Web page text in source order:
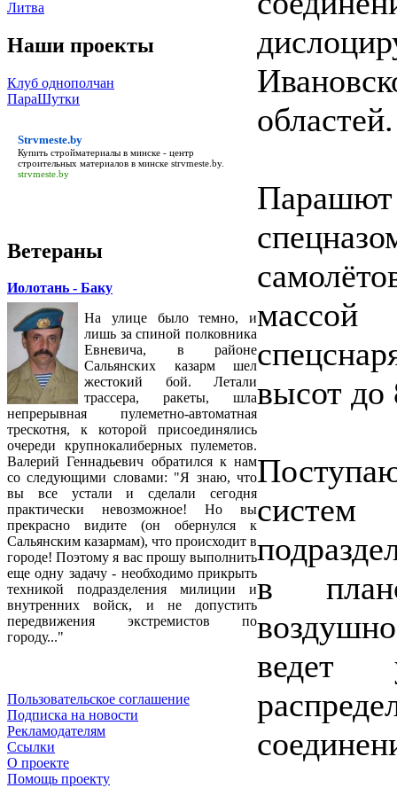
Литва
Наши проекты
Клуб однополчан
ПараШутки
Strvmeste.by
Купить стройматериалы в минске - центр
строительных материалов в минске strvmeste.by.
strvmeste.by
Ветераны
Иолотань - Баку
На улице было темно, и
лишь за спиной полковника
Евневича, в районе
Сальянских казарм шел
жестокий бой. Летали
трассера, ракеты, шла
непрерывная пулеметно-автоматная
трескотня, к которой присоединялись
очереди крупнокалиберных пулеметов.
Валерий Геннадьевич обратился к нам
со следующими словами: "Я знаю, что
вы все устали и сделали сегодня
практически невозможное! Но вы
прекрасно видите (он обернулся к
Сальянским казармам), что происходит в
городе! Поэтому я вас прошу выполнить
еще одну задачу - необходимо прикрыть
техникой подразделения милиции и
внутренних войск, и не допустить
передвижения экстремистов по
городу..."
Пользовательское соглашение
Подписка на новости
Рекламодателям
Ссылки
О проекте
Помощь проекту
областей.
высот до
в
ведет